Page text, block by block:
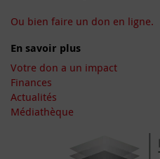
Ou bien faire un don en ligne.
En savoir plus
Votre don a un impact
Finances
Actualités
Médiathèque